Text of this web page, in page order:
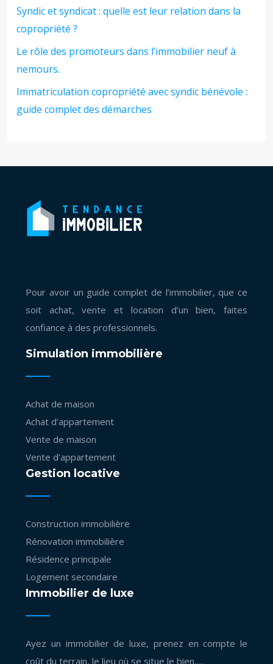
Syndic et syndicat : quelle est leur relation dans la
copropriété ?
Le rôle des promoteurs dans l’immobilier neuf à
nemours.
Immatriculation copropriété avec syndic bénévole :
guide complet des démarches
Pour avoir un guide complet de l’immobilier, que ce
soit achat, vente et location d’un bien, faites
confiance à des professionnels.
Simulation immobilière
Achat de maison
Achat d’appartement
Vente de maison
Vente d’appartement
Gestion locative
Construction immobilière
Rénovation immobilière
Résidence principale
Logement secondaire
Immobilier de luxe
Ayez un immobilier de luxe, prenez en compte le
coût du terrain, le lieu où se situe le bien,…